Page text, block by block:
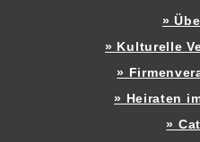
»
» Kulturelle
»
» Heiraten
»